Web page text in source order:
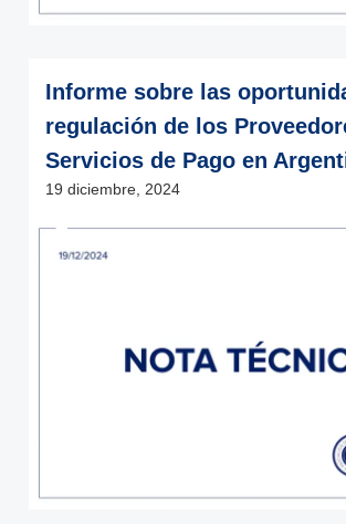
Informe sobre las
regulación de los
Servicios de Pago en
19 diciembre, 2024